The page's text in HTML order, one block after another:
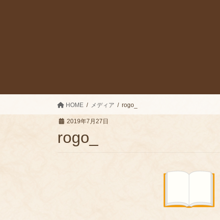
HOME メディア rogo_
2019年7月27日
rogo_